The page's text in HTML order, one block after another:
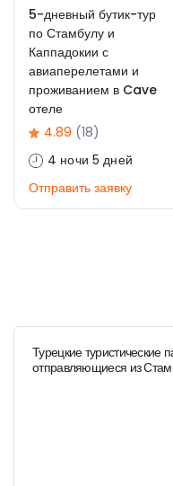
5-дневный бутик-тур
по Стамбулу и
Каппадокии с
авиаперелетами и
проживанием в Cave
отеле
4.89 (18)
4 ночи 5 дней
Отправить заявку
Турецкие туристические
отправляющиеся из